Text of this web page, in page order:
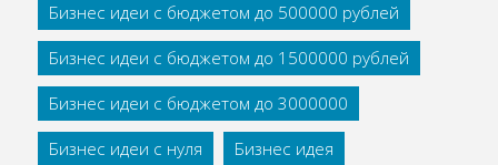
Бизнес идеи с бюджетом до 500000 рублей
Бизнес идеи с бюджетом до 1500000 рублей
Бизнес идеи с бюджетом до 3000000
Бизнес идеи с нуля
Бизнес идея